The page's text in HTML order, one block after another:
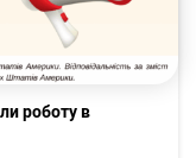
роботу в